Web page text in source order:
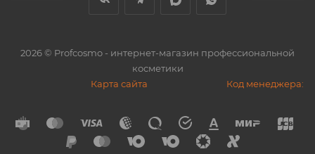
2026© Profcosmo - интернет-магазин профессиональной
косметики
Карта сайта
Код менеджера: